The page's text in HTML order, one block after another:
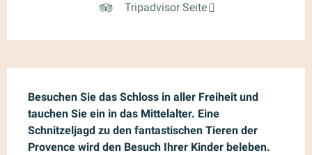
Tripadvisor Seite
Besuchen Sie das Schloss in aller Freiheit und
tauchen Sie ein in das Mittelalter. Eine
Schnitzeljagd zu den fantastischen Tieren der
Provence wird den Besuch Ihrer Kinder beleben.